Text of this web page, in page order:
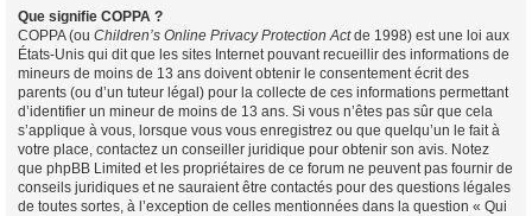
Que signifie COPPA ?
COPPA (ou Children’s Online Privacy Protection Actde 1998) est une loi aux
États-Unis qui dit que les sites Internet pouvant recueillir des informations de
mineurs de moins de 13 ans doivent obtenir le consentement écrit des
parents (ou d’un tuteur légal) pour la collecte de ces informations permettant
d’identifier un mineur de moins de 13 ans. Si vous n’êtes pas sûr que cela
s’applique à vous, lorsque vous vous enregistrez ou que quelqu’un le fait à
votre place, contactez un conseiller juridique pour obtenir son avis. Notez
que phpBB Limited et les propriétaires de ce forum ne peuvent pas fournir de
conseils juridiques et ne sauraient être contactés pour des questions légales
de toutes sortes, à l’exception de celles mentionnées dans la question « Qui